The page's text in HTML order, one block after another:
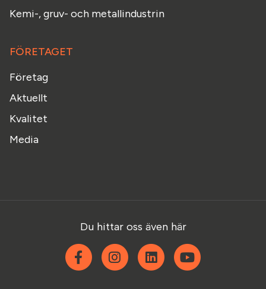
Kemi-, gruv- och metallindustrin
FÖRETAGET
Företag
Aktuellt
Kvalitet
Media
Du hittar oss även här
FacebookInstagramLinkedin